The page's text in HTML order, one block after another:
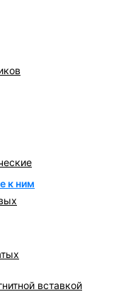
к ним
вставкой